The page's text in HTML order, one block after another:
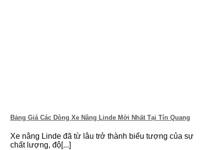
Bảng Giá Các Dòng Xe Nâng Linde Mới Nhất Tại Tín Quang
Xe nâng Linde đã từ lâu trở thành biểu tượng của sự
chất lượng, độ[...]